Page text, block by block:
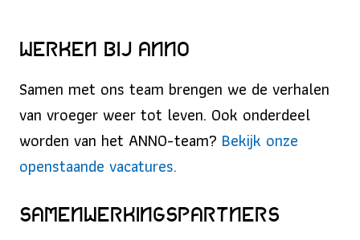
Werken bij ANNO
Samen met ons team brengen we de verhalen
van vroeger weer tot leven. Ook onderdeel
worden van het ANNO-team? Bekijk onze
openstaande vacatures.
Samenwerkingspartners